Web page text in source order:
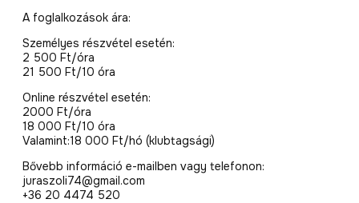
A foglalkozások ára:
Személyes részvétel esetén:
2 500 Ft/óra
21 500 Ft/10 óra
Online részvétel esetén:
2000 Ft/óra
18 000 Ft/10 óra
Valamint:18 000 Ft/hó (klubtagsági)
Bővebb információ e-mailben vagy telefonon:
juraszoli74@gmail.com
+36 20 4474 520